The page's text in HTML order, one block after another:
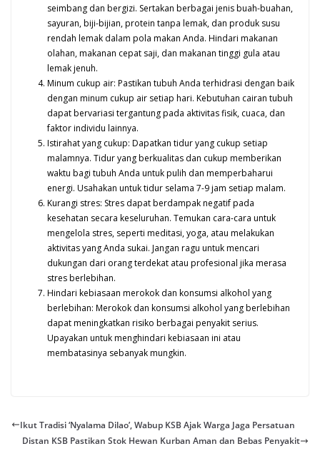
seimbang dan bergizi. Sertakan berbagai jenis buah-buahan,
sayuran, biji-bijian, protein tanpa lemak, dan produk susu
rendah lemak dalam pola makan Anda. Hindari makanan
olahan, makanan cepat saji, dan makanan tinggi gula atau
lemak jenuh.
Minum cukup air: Pastikan tubuh Anda terhidrasi dengan baik
dengan minum cukup air setiap hari. Kebutuhan cairan tubuh
dapat bervariasi tergantung pada aktivitas fisik, cuaca, dan
faktor individu lainnya.
Istirahat yang cukup: Dapatkan tidur yang cukup setiap
malamnya. Tidur yang berkualitas dan cukup memberikan
waktu bagi tubuh Anda untuk pulih dan memperbaharui
energi. Usahakan untuk tidur selama 7-9 jam setiap malam.
Kurangi stres: Stres dapat berdampak negatif pada
kesehatan secara keseluruhan. Temukan cara-cara untuk
mengelola stres, seperti meditasi, yoga, atau melakukan
aktivitas yang Anda sukai. Jangan ragu untuk mencari
dukungan dari orang terdekat atau profesional jika merasa
stres berlebihan.
Hindari kebiasaan merokok dan konsumsi alkohol yang
berlebihan: Merokok dan konsumsi alkohol yang berlebihan
dapat meningkatkan risiko berbagai penyakit serius.
Upayakan untuk menghindari kebiasaan ini atau
membatasinya sebanyak mungkin.
Ikut Tradisi ‘Nyalama Dilao’, Wabup KSB Ajak Warga Jaga Persatuan
Distan KSB Pastikan Stok Hewan Kurban Aman dan Bebas Penyakit